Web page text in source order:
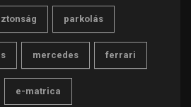
parkolás
mercedes ferrari
e-matrica